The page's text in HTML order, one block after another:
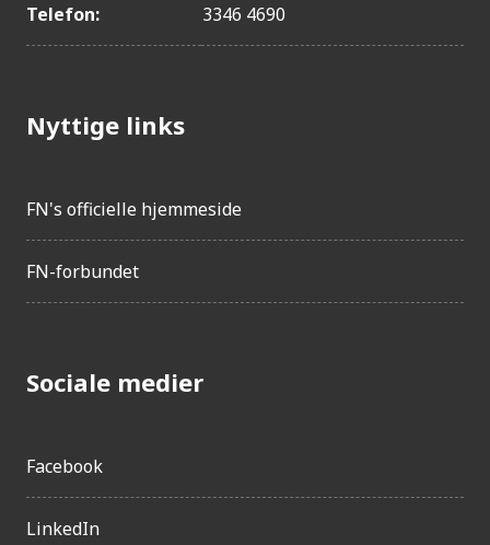
Telefon: 3346 4690
Nyttige links
FN's officielle hjemmeside
FN-forbundet
Sociale medier
Facebook
LinkedIn